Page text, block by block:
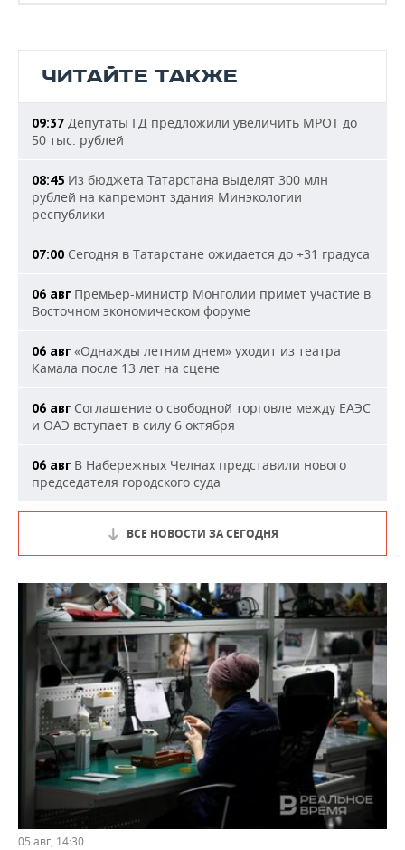
ЧИТАЙТЕ ТАКЖЕ
09:37 Депутаты ГД предложили увеличить МРОТ до
50 тыс. рублей
08:45 Из бюджета Татарстана выделят 300 млн
рублей на капремонт здания Минэкологии
республики
07:00 Сегодня в Татарстане ожидается до +31 градуса
06 авг Премьер-министр Монголии примет участие в
Восточном экономическом форуме
06 авг «Однажды летним днем» уходит из театра
Камала после 13 лет на сцене
06 авг Соглашение о свободной торговле между ЕАЭС
и ОАЭ вступает в силу 6 октября
06 авг В Набережных Челнах представили нового
председателя городского суда
ВСЕ НОВОСТИ ЗА СЕГОДНЯ
05 авг, 14:30